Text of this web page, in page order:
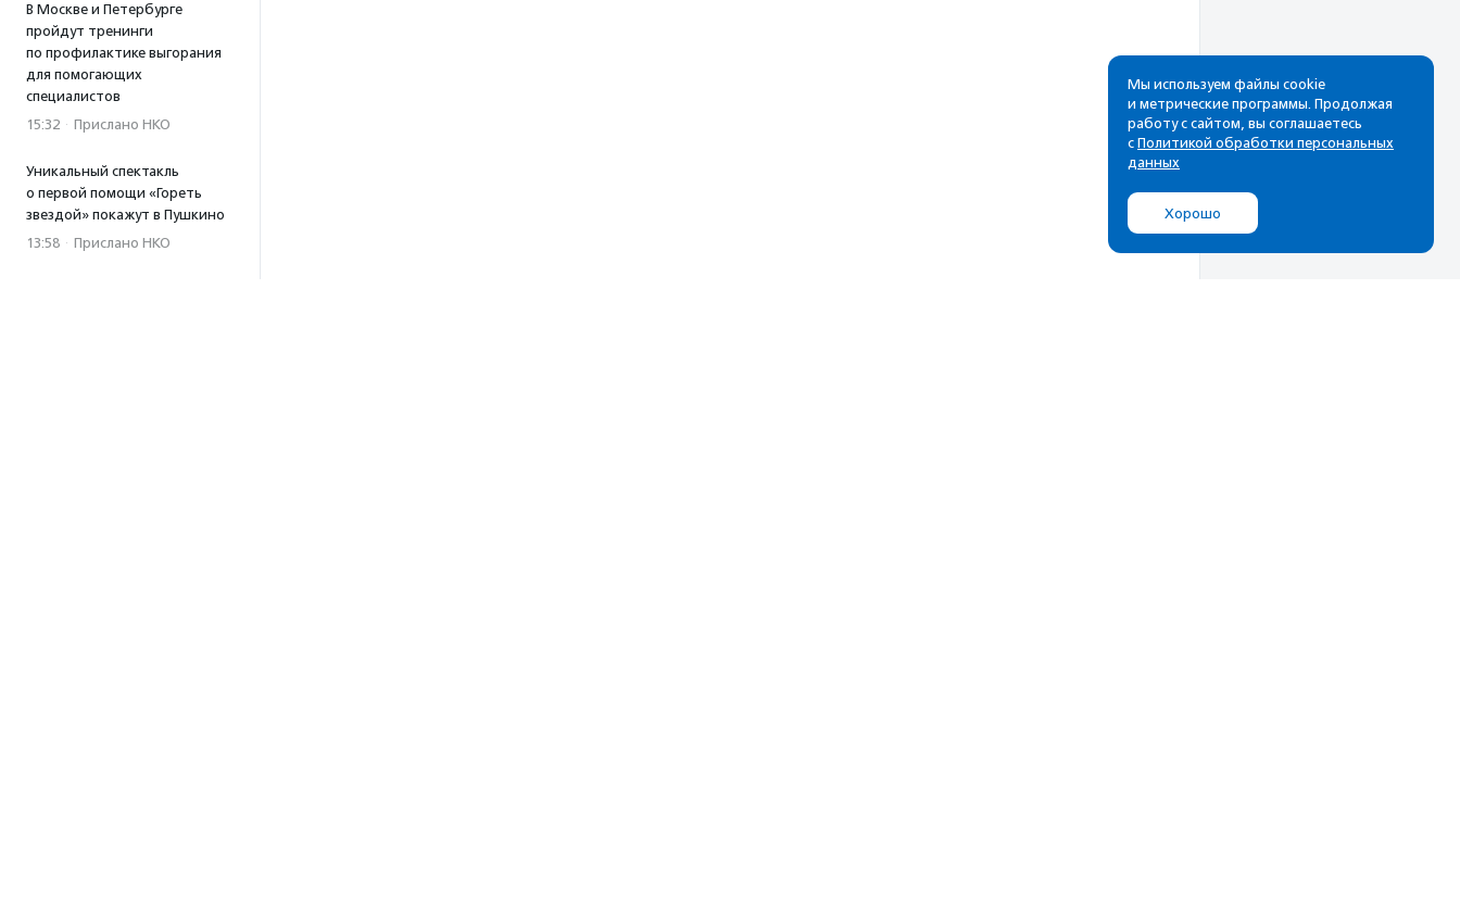
В Москве и Петербурге
пройдут тренинги
по профилактике выгорания
для помогающих
специалистов
15:32 · Прислано НКО
Уникальный спектакль
о первой помощи «Гореть
звездой» покажут в Пушкино
13:58 · Прислано НКО
Рассылка
Cамые свежие новости,
почтовом ящике
Мы используем файлы cookie
и метрические программы. Продолжая
работу с сайтом, вы соглашаетесь
с Политикой обработки персональных
данных
Хорошо